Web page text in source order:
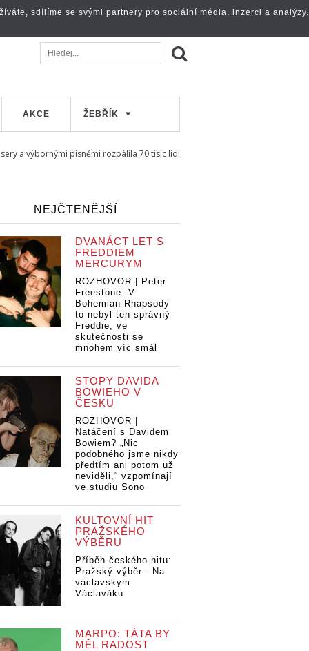
AKCE ŽEBŘÍK
a výbornými písněmi rozpálila 70 tisíc lidí
NEJČTENĚJŠÍ
DVANÁCT LET S
FREDDIEM
MERCURYM
ROZHOVOR | Peter
Freestone: V
Bohemian Rhapsody
to nebyl ten správný
Freddie, ve
skutečnosti se
mnohem víc smál
STOPY DAVIDA
BOWIEHO V
ČESKU
ROZHOVOR |
Natáčení s Davidem
Bowiem? „Nic
podobného jsme nikdy
předtím ani potom už
neviděli,“ vzpomínají
ve studiu Sono
KULTOVNÍ HIT
PRAŽSKÉHO
VÝBĚRU
Příběh českého hitu:
Pražský výběr - Na
václavskym
Václaváku
MARPO: TÁTA BY
MĚL RADOST
sdílíme se svými partnery pro sociální média, inzerci a analýzy.